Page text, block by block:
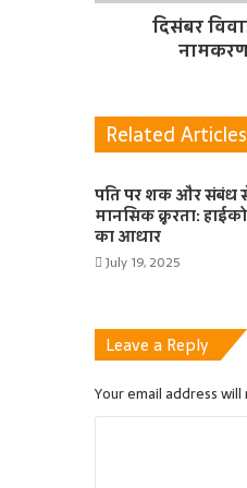
दिसंबर
नामकरण
Related Articles
पति पर शक और संबंध
मानसिक क्रूरता:
का आधार
July 19, 2025
Leave a Reply
Your email address